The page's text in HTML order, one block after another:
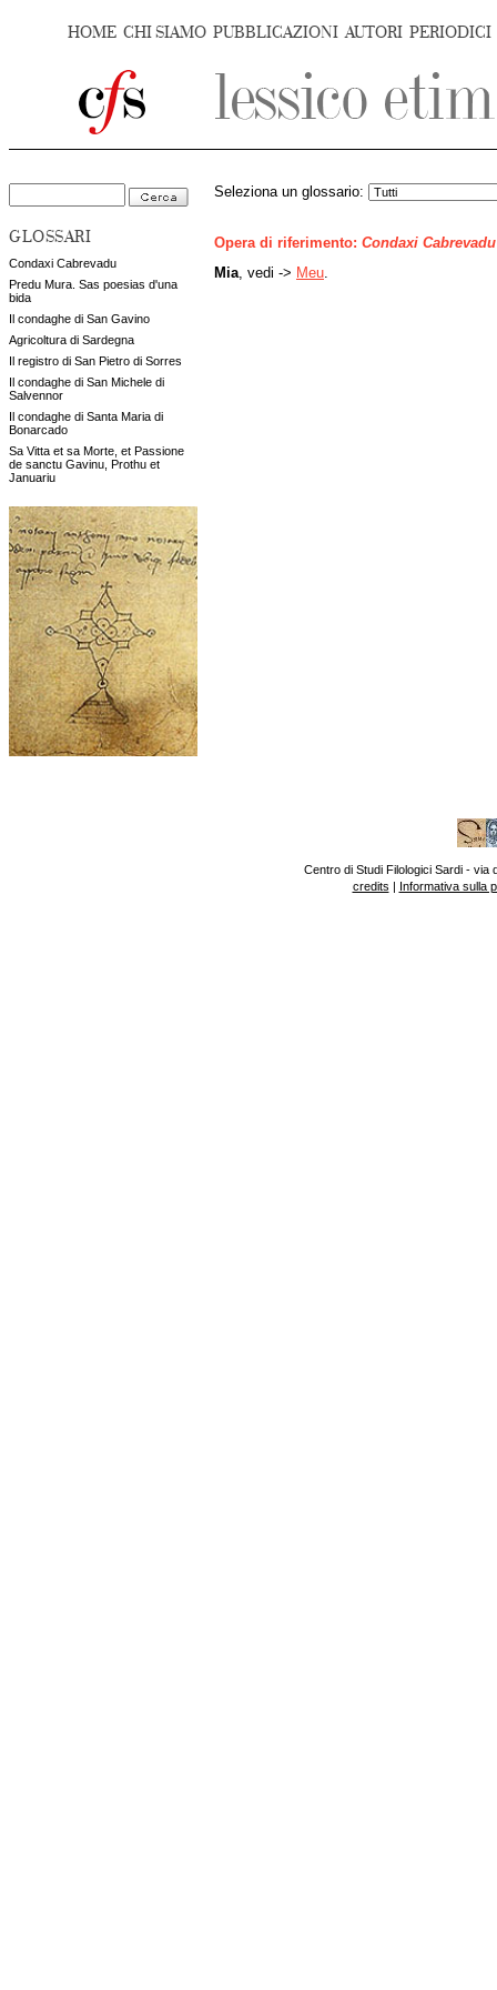
HOME CHI SIAMO PUBBLICAZIONI AUTORI PERIODICI
GLOSSARI
Condaxi Cabrevadu
Predu Mura. Sas poesias d'una
bida
Il condaghe di San Gavino
Agricoltura di Sardegna
Il registro di San Pietro di Sorres
Il condaghe di San Michele di
Salvennor
Il condaghe di Santa Maria di
Bonarcado
Sa Vitta et sa Morte, et Passione
de sanctu Gavinu, Prothu et
Januariu
Seleziona un glossario:
Opera di riferimento: Condaxi Cabrevadu
Mia , vedi -> Meu
Centro di Studi Filologici Sardi - via
credits | Informativa sulla